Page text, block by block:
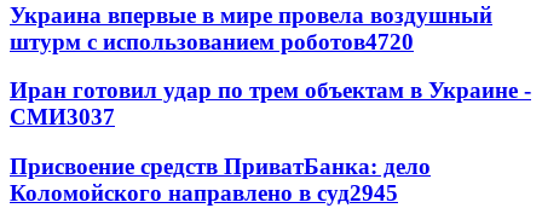
Украина впервые в мире провела воздушный
штурм с использованием роботов4720
Иран готовил удар по трем объектам в Украине -
СМИ3037
Присвоение средств ПриватБанка: дело
Коломойского направлено в суд2945